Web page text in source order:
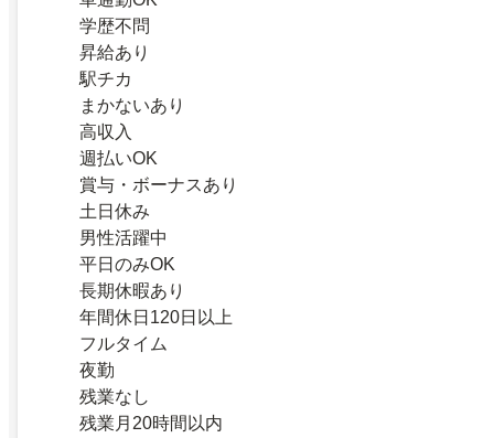
学歴不問
昇給あり
駅チカ
まかないあり
高収入
週払いOK
賞与・ボーナスあり
土日休み
男性活躍中
平日のみOK
長期休暇あり
年間休日120日以上
フルタイム
夜勤
残業なし
残業月20時間以内